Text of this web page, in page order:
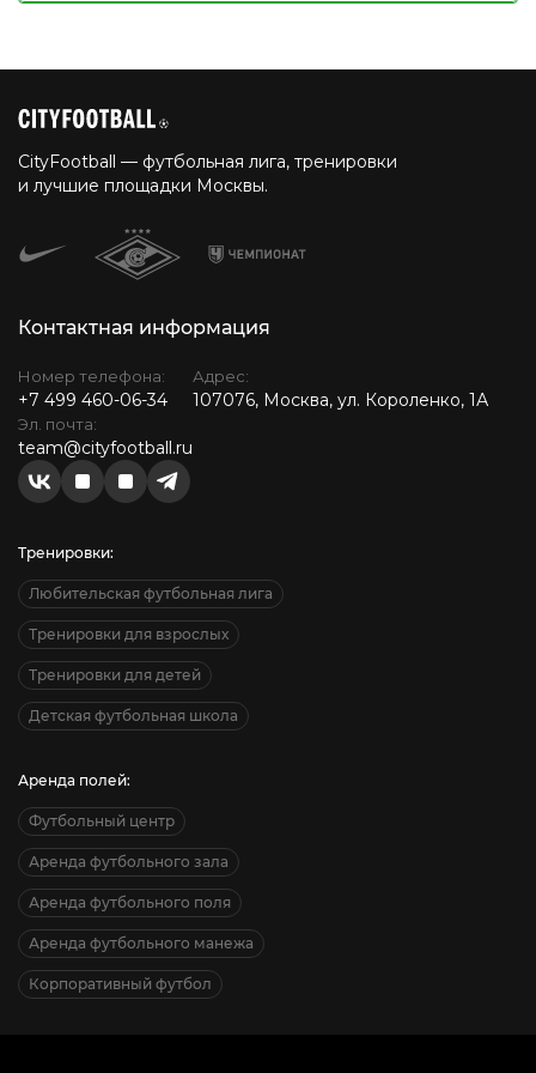
CityFootball — футбольная лига, тренировки
и лучшие площадки Москвы.
Контактная информация
Номер телефона:
+7 499 460-06-34
Эл. почта:
team@cityfootball.ru
Адрес:
107076, Москва, ул. Короленко, 1А
Тренировки:
Любительская футбольная лига
Тренировки для взрослых
Тренировки для детей
Детская футбольная школа
Аренда полей:
Футбольный центр
Аренда футбольного зала
Аренда футбольного поля
Аренда футбольного манежа
Корпоративный футбол